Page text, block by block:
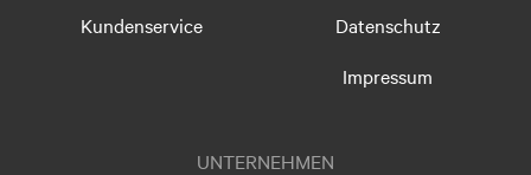
Kundenservice
Datenschutz
Impressum
UNTERNEHMEN